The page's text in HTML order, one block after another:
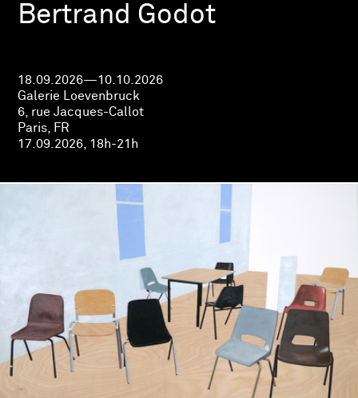
Bertrand Godot
18.09.2026—10.10.2026
Galerie Loevenbruck
6, rue Jacques-Callot
Paris, FR
17.09.2026, 18h-21h